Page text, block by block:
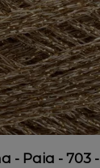
- Paia - 703 -